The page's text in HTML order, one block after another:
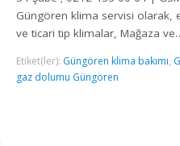
Güngören klima servisi olarak,
ve ticari tip klimalar, Mağaza
Etiket(ler): Güngören klima bakımı,
gaz dolumu Güngören